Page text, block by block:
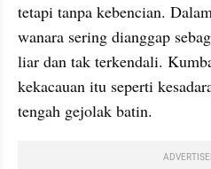
tetapi tanpa kebencian.
wanara sering dianggap
liar dan tak terkendali.
kekacauan itu seperti
tengah gejolak batin.